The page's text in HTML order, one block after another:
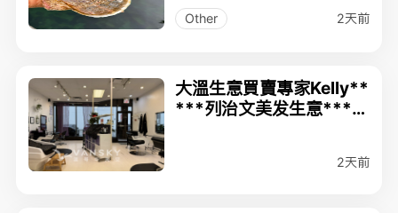
Other 2天前
大溫生意買賣專家Kelly**
***列治文美发生意****
2天前